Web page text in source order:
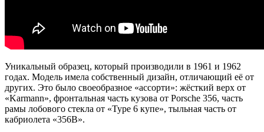
Уникальный образец, который производили в 1961 и 1962
годах. Модель имела собственный дизайн, отличающий её от
других. Это было своеобразное «ассорти»: жёсткий верх от
«Karmann», фронтальная часть кузова от Porsche 356, часть
рамы лобового стекла от «Type 6 купе», тыльная часть от
кабриолета «356B».